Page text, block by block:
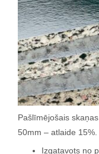
Pašlīmējošais
50mm – atlaide
Izgatavots no